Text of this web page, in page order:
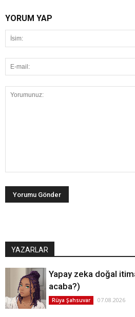
YORUM YAP
YAZARLAR
Yapay zeka doğal
acaba?)
Rüya Şahsuvar 07.08.2026